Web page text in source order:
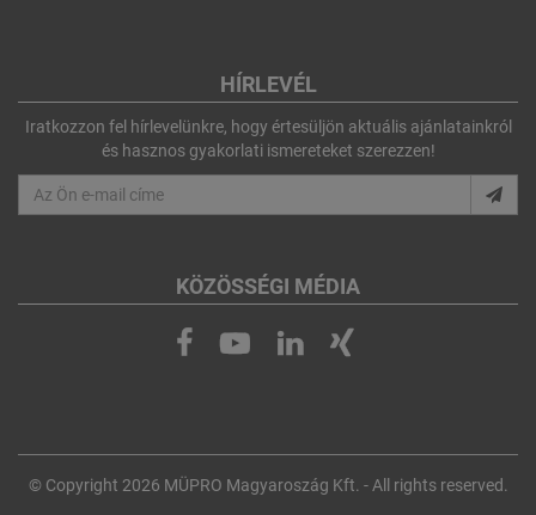
HÍRLEVÉL
Iratkozzon fel hírlevelünkre, hogy értesüljön aktuális ajánlatainkról
és hasznos gyakorlati ismereteket szerezzen!
KÖZÖSSÉGI MÉDIA
© Copyright 2026 MÜPRO Magyaroszág Kft. - All rights reserved.